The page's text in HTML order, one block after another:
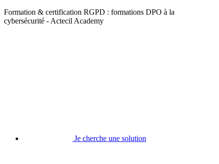
Formation & certification RGPD : formations DPO à la
cybersécurité - Actecil Academy
Je cherche une solution